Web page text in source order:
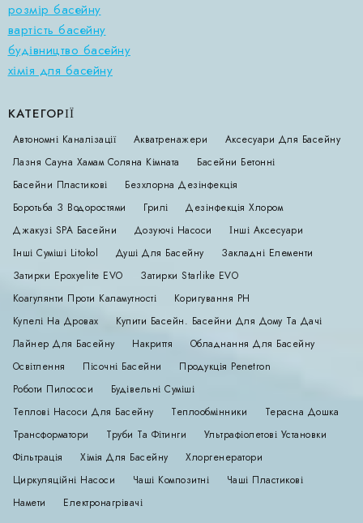
розмір басейну
вартість басейну
будівництво басейну
хімія для басейну
КАТЕГОРІЇ
Автономні Каналізації Акватренажери
Аксесуари Для Басейну
Лазня Сауна Хамам Соляна Кімната
Басейни Бетонні
Басейни Пластикові
Безхлорна Дезінфекція
Боротьба З Водоростями
Грилі
Дезінфекція Хлором
Джакузі SPA Басейни
Дозуючі Насоси
Інші Аксесуари
Інші Суміші Litokol
Душі Для Басейну
Закладні Елементи
Затирки Epoxyelite EVO
Затирки Starlike EVO
Коагулянти Проти Каламутності
Коригування РН
Купелі На Дровах
Купити Басейн. Басейни Для Дому Та Дачі
Лайнер Для Басейну
Накриття
Обладнання Для Басейну
Освітлення
Пісочні Басейни
Продукція Penetron
Роботи Пилососи
Будівельні Суміші
Теплові Насоси Для Басейну
Теплообмінники
Терасна Дошка
Трансформатори
Труби Та Фітинги
Ультрафіолетові Установки
Фільтрація
Хімія Для Басейну
Хлоргенератори
Циркуляційні Насоси
Чаші Композитні
Чаші Пластикові
Намети
Електронагрівачі